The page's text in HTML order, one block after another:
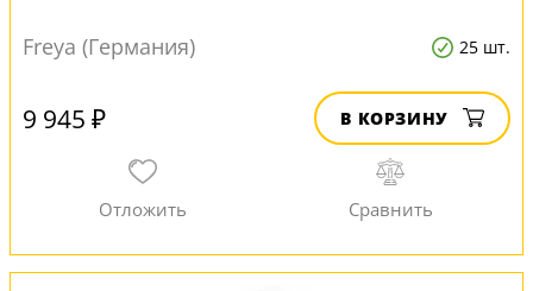
Freya (Германия) 25 шт.
9 945 ₽ В КОРЗИНУ